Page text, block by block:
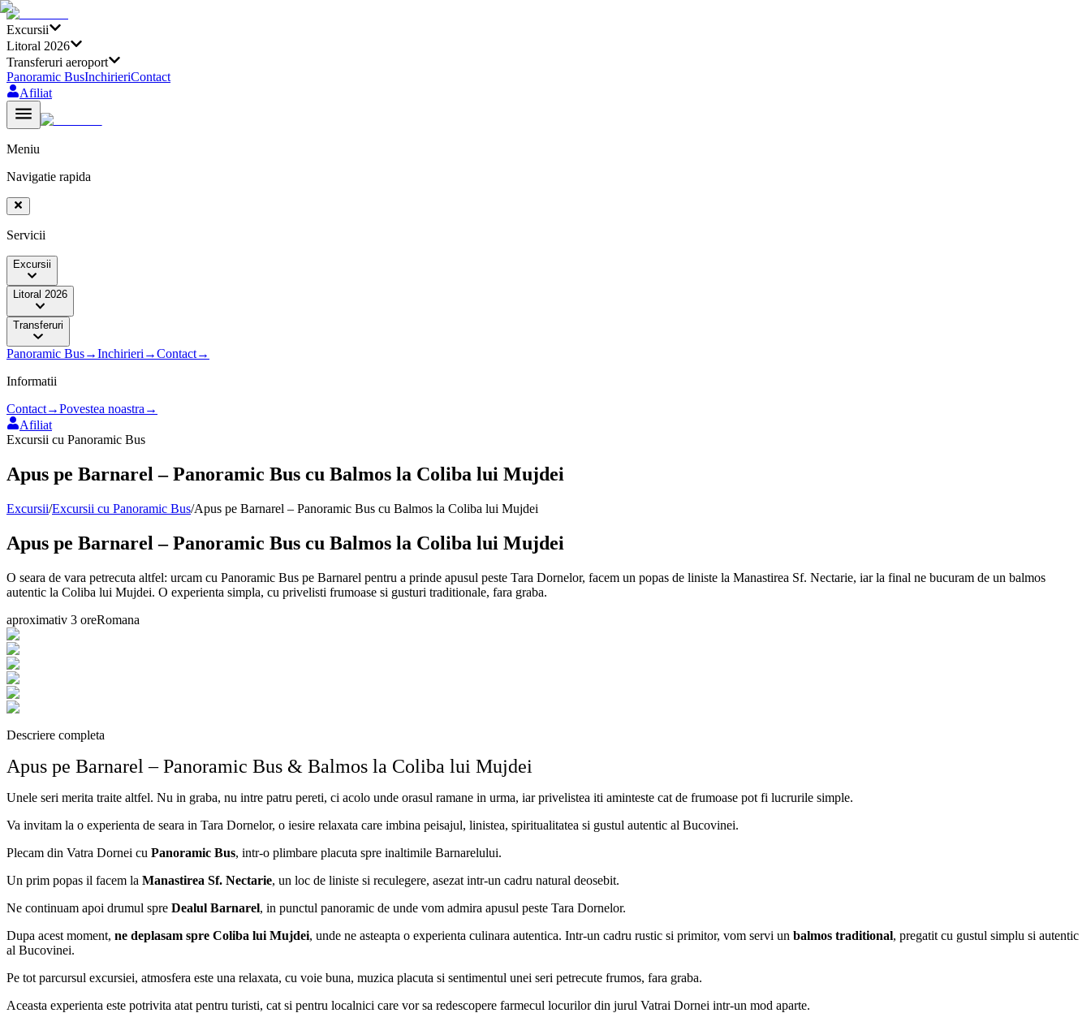
Excursii
Litoral 2026
Transferuri aeroport
Panoramic BusInchirieriContact
Afiliat
Meniu
Navigatie rapida
Servicii
Excursii
Litoral 2026
Transferuri
Panoramic Bus→Inchirieri →Contact→
Informatii
Contact→Povestea noastra →
Afiliat
Excursii cu Panoramic Bus
Apus pe Barnarel – Panoramic Bus cu Balmos la Coliba lui Mujdei
Excursii/Excursii cu Panoramic Bus/Apus pe Barnarel – Panoramic Bus cu Balmos la Coliba lui Mujdei
Apus pe Barnarel – Panoramic Bus cu Balmos la Coliba lui Mujdei
O seara de vara petrecuta altfel: urcam cu Panoramic Bus pe Barnarel pentru a prinde apusul peste Tara Dornelor, facem un popas de liniste la Manastirea Sf. Nectarie, iar la final ne bucuram de un balmos
autentic la Coliba lui Mujdei. O experienta simpla, cu privelisti frumoase si gusturi traditionale, fara graba.
aproximativ 3 oreRomana
Descriere completa
Apus pe Barnarel – Panoramic Bus & Balmos la Coliba lui Mujdei
Unele seri merita traite altfel. Nu in graba, nu intre patru pereti, ci acolo unde orasul ramane in urma, iar privelistea iti aminteste cat de frumoase pot fi lucrurile simple.
Va invitam la o experienta de seara in Tara Dornelor, o iesire relaxata care imbina peisajul, linistea, spiritualitatea si gustul autentic al Bucovinei.
Plecam din Vatra Dornei cu Panoramic Bus, intr-o plimbare placuta spre inaltimile Barnarelului.
Un prim popas il facem la Manastirea Sf. Nectarie, un loc de liniste si reculegere, asezat intr-un cadru natural deosebit.
Ne continuam apoi drumul spre Dealul Barnarel, in punctul panoramic de unde vom admira apusul peste Tara Dornelor.
Dupa acest moment, ne deplasam spre Coliba lui Mujdei, unde ne asteapta o experienta culinara autentica. Intr-un cadru rustic si primitor, vom servi un balmos traditional, pregatit cu gustul simplu si autentic
al Bucovinei.
Pe tot parcursul excursiei, atmosfera este una relaxata, cu voie buna, muzica placuta si sentimentul unei seri petrecute frumos, fara graba.
Aceasta experienta este potrivita atat pentru turisti, cat si pentru localnici care vor sa redescopere farmecul locurilor din jurul Vatrai Dornei intr-un mod aparte.